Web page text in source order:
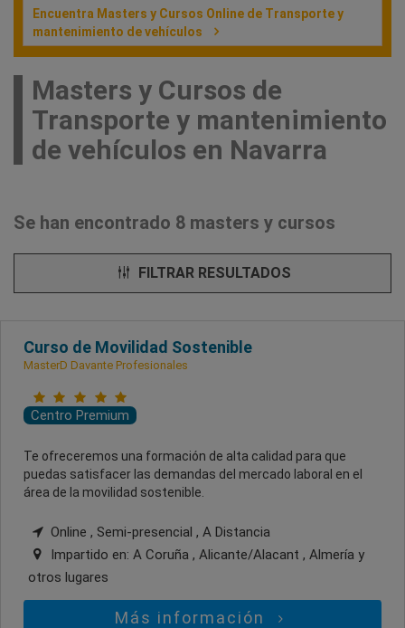
Encuentra Masters y Cursos Online de Transporte y
mantenimiento de vehículos
Masters y Cursos de
Transporte y mantenimiento
de vehículos en Navarra
Se han encontrado 8 masters y cursos
FILTRAR RESULTADOS
Curso de Movilidad Sostenible
MasterD Davante Profesionales
Centro Premium
Te ofreceremos una formación de alta calidad para que
puedas satisfacer las demandas del mercado laboral en el
área de la movilidad sostenible.
Online , Semi-presencial , A Distancia
Impartido en: A Coruña , Alicante/Alacant , Almería y
otros lugares
Más información